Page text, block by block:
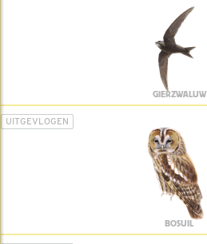
GIERZWALUW
UITGEVLOGEN
BOSUIL